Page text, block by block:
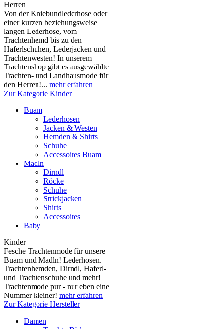
Herren
Von der Kniebundlederhose oder
einer kurzen beziehungsweise
langen Lederhose, vom
Trachtenhemd bis zu den
Haferlschuhen, Lederjacken und
Trachtenwesten! In unserem
Trachtenshop gibt es ausgewählte
Trachten- und Landhausmode für
den Herren!... mehr erfahren
Zur Kategorie Kinder
Buam
Lederhosen
Jacken & Westen
Hemden & Shirts
Schuhe
Accessoires Buam
Madln
Dirndl
Röcke
Schuhe
Strickjacken
Shirts
Accessoires
Baby
Kinder
Fesche Trachtenmode für unsere
Buam und Madln! Lederhosen,
Trachtenhemden, Dirndl, Haferl-
und Trachtenschuhe und mehr!
Trachtenmode pur - nur eben eine
Nummer kleiner! mehr erfahren
Zur Kategorie Hersteller
Damen